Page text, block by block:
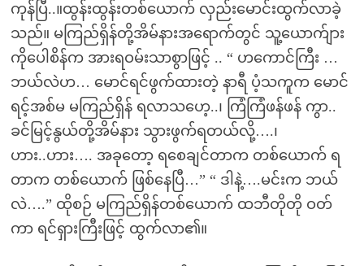
ကုန်ပြီ..။ထွန်းထွန်းတစ်ယောက် လှည်းမောင်းထွက်လာခဲ့
သည်။ မကြည်ရှိန်တို့အိမ်နားအရောက်တွင် သူ့ယောက်ျား
ကိုပေါစိန်က အားရဝမ်းသာစွာဖြင့် .. “ ဟကောင်ကြီး …
ဘယ်လဲဟ… မောင်ရင်ဖွက်ထားတဲ့ နာရီ ပံ့သကူက မောင်
ရင့်အစ်မ မကြည်ရှိန် ရလာသဟေ့..၊ ကြံကြံဖန်ဖန် ကွာ..
ခင်မြင့်နွယ်တို့အိမ်နား သွားဖွက်ရတယ်လို့….၊
ဟား..ဟား…. အခုတော့ ရစေချင်တာက တစ်ယောက် ရ
တာက တစ်ယောက် ဖြစ်နေပြီ…” “ ဒါနဲ့….မင်းက ဘယ်
လဲ….” ထိုစဉ် မကြည်ရှိန်တစ်ယောက် ထဘီတိုတို ဝတ်
ကာ ရင်ရှားကြီးဖြင့် ထွက်လာ၏။